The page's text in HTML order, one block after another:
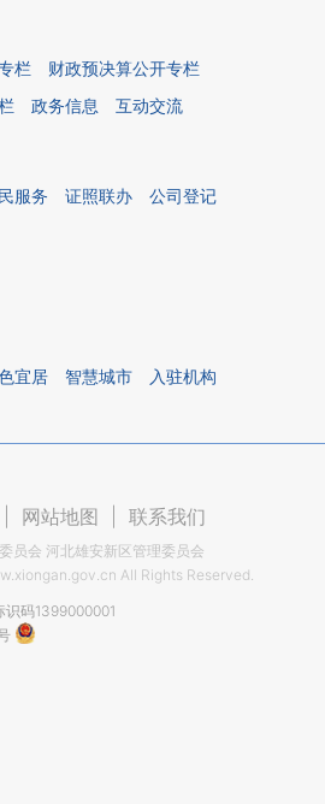
栏
财政预决算公开专栏
政务信息 互动交流
服务 证照联办
公司登记
宜居 智慧城市 入驻机构
网站地图 联系我们
员会 河北雄安新区管理委员会
All Rights Reserved.
识码1399000001